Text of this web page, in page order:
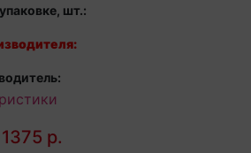
шт.:
1375 р.